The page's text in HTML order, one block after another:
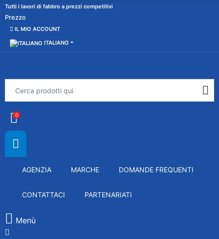
Tutti i lavori di fabbro a prezzi competitivi
Prezzo
IL MIO ACCOUNT
ITALIANO
0
AGENZIA MARCHE DOMANDE FREQUENTI
CONTATTACI PARTENARIATI
Menù